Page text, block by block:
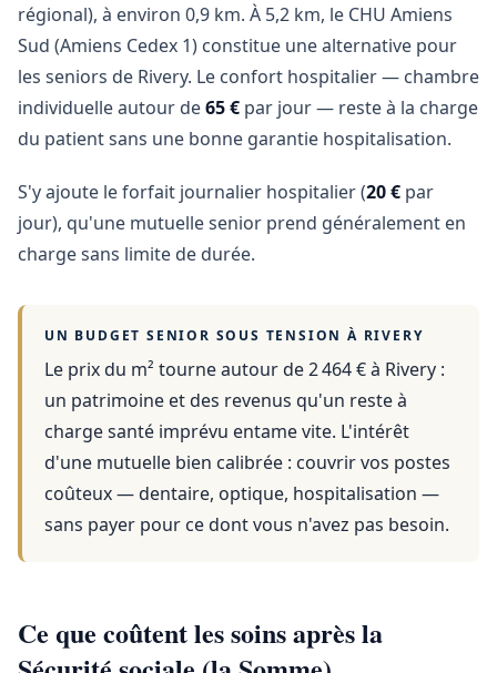
régional), à environ 0,9 km. À 5,2 km, le CHU Amiens
Sud (Amiens Cedex 1) constitue une alternative pour
les seniors de Rivery. Le confort hospitalier — chambre
individuelle autour de65 € par jour — reste à la charge
du patient sans une bonne garantie hospitalisation.
S'y ajoute le forfait journalier hospitalier (20 € par
jour), qu'une mutuelle senior prend généralement en
charge sans limite de durée.
UN BUDGET SENIOR SOUS TENSION À RIVERY
Le prix du m² tourne autour de 2 464 €à Rivery :
un patrimoine et des revenus qu'un reste à
charge santé imprévu entame vite. L'intérêt
d'une mutuelle bien calibrée : couvrir vos postes
coûteux — dentaire, optique, hospitalisation —
sans payer pour ce dont vous n'avez pas besoin.
Ce que coûtent les soins après la